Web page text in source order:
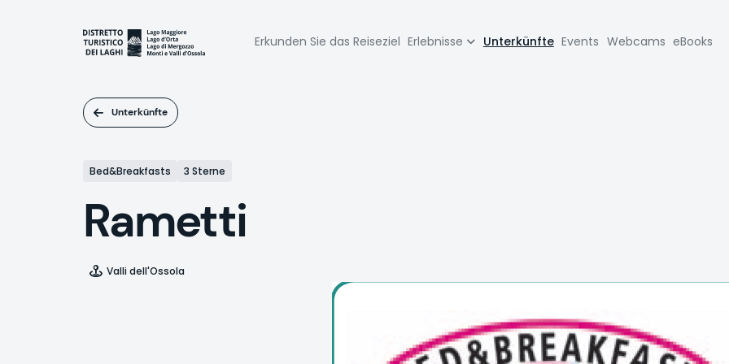
Navigazione
Erkunden Sie das Reiseziel Erlebnisse Unterkünfte Events Webcams eBooks
Unterkünfte
Bed&Breakfasts 3 Sterne
Rametti
Valli dell'Ossola